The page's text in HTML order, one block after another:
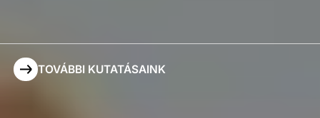
TOVÁBBI KUTATÁSAINK